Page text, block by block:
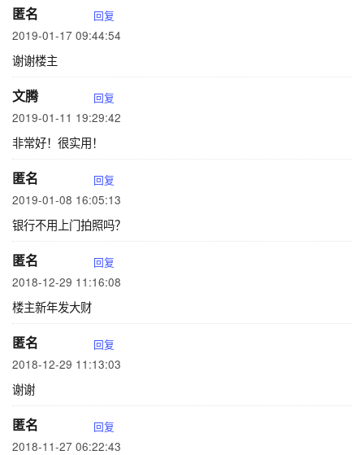
匿名 回复
2019-01-17 09:44:54
谢谢楼主
文腾 回复
2019-01-11 19:29:42
非常好！很实用！
匿名 回复
2019-01-08 16:05:13
银行不用上门拍照吗？
匿名 回复
2018-12-29 11:16:08
楼主新年发大财
匿名 回复
2018-12-29 11:13:03
谢谢
匿名 回复
2018-11-27 06:22:43